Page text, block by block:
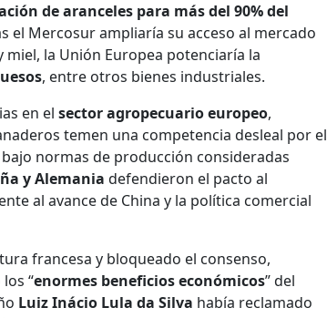
de aranceles para más del 90% del
el Mercosur ampliaría su acceso al mercado
la Unión Europea potenciaría la
, entre otros bienes industriales.
en el sector agropecuario europeo,
temen una competencia desleal por el
normas de producción consideradas
y Alemania defendieron el pacto al
al avance de China y la política comercial
francesa y bloqueado el consenso,
“enormes beneficios económicos” del
Luiz Inácio Lula da Silva había reclamado